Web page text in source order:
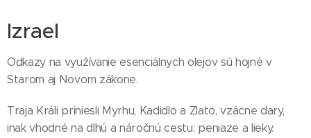
Izrael
Odkazy na využívanie esenciálnych olejov sú hojné v
Starom aj Novom zákone.
Traja Králi priniesli Myrhu, Kadidlo a Zlato, vzácne dary,
inak vhodné na dlhú a náročnú cestu: peniaze a lieky.